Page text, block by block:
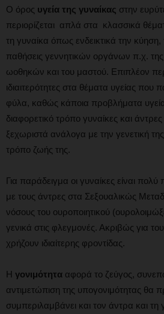
Ο όρος υγεία της γυναίκας στην
περιορίζεται απλά στα κλασσικά
τη γυναίκα όπως ενδεικτικά την
παθήσεις γεννητικών οργάνων π.χ.
ωοθηκών και του μαστού. Επιπλέον
ιδιαιτερότητες στα θέματα υγείας που
φύλα, καθώς κάποια προβλήματα
διαφορετικό τρόπο γυναίκες και
ξεχωριστά ανάλογα με την γενετική
τρόπο ζωής της.
Για παράδειγμα οι γυναίκες είναι πολύ
με τους άντρες στα Σεξουαλικώς
νόσους του ουροποιητικού
γενικά στις φλεγμονές. Ακριβώς για
χρήζουν ιδιαίτερης φροντίδας.
Η γονιμότητα αφορά το ζεύγος,
αντιμετώπιση της υπογονιμότητας θα
συμπεριλαμβάνει και τον άντρα και τη